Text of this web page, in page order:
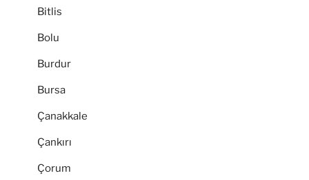
Bitlis
Bolu
Burdur
Bursa
Çanakkale
Çankırı
Çorum